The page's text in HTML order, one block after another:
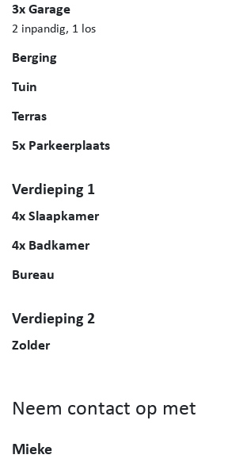
3x Garage
2 inpandig, 1 los
Berging
Tuin
Terras
5x Parkeerplaats
Verdieping 1
4x Slaapkamer
4x Badkamer
Bureau
Verdieping 2
Zolder
Neem contact op met
Mieke